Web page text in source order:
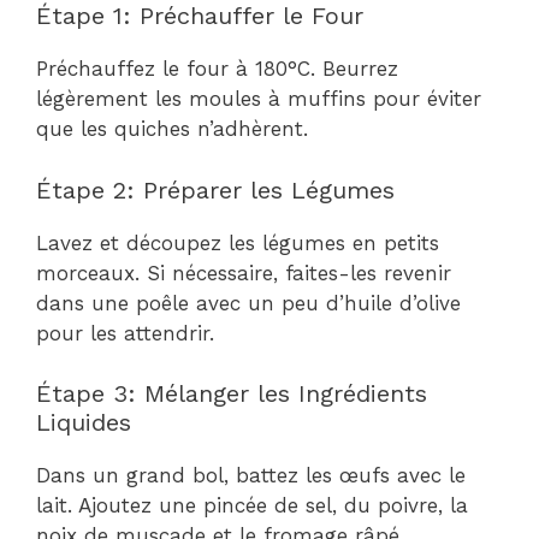
Étape 1: Préchauffer le Four
Préchauffez le four à 180°C. Beurrez
légèrement les moules à muffins pour éviter
que les quiches n’adhèrent.
Étape 2: Préparer les Légumes
Lavez et découpez les légumes en petits
morceaux. Si nécessaire, faites-les revenir
dans une poêle avec un peu d’huile d’olive
pour les attendrir.
Étape 3: Mélanger les Ingrédients
Liquides
Dans un grand bol, battez les œufs avec le
lait. Ajoutez une pincée de sel, du poivre, la